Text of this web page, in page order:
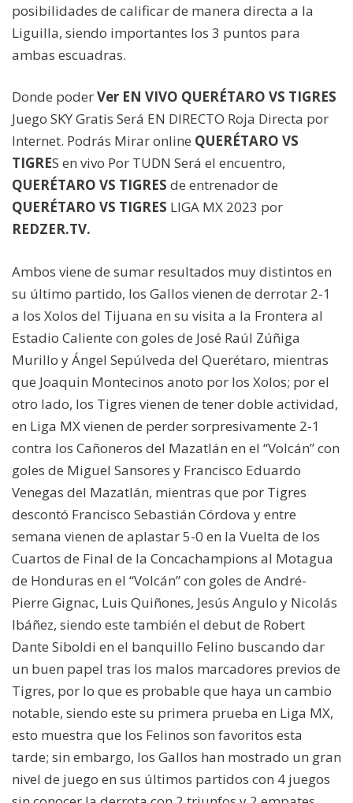
posibilidades de calificar de manera directa a la
Liguilla, siendo importantes los 3 puntos para
ambas escuadras.
Donde poderVer EN VIVO QUERÉTARO VS TIGRES
Juego SKY Gratis Será EN DIRECTO Roja Directa por
Internet. Podrás Mirar online QUERÉTARO VS
TIGRES en vivo Por TUDN Será el encuentro,
QUERÉTARO VS TIGRES de entrenador de
QUERÉTARO VS TIGRES LIGA MX 2023 por
REDZER.TV.
Ambos viene de sumar resultados muy distintos en
su último partido, los Gallos vienen de derrotar 2-1
a los Xolos del Tijuana en su visita a la Frontera al
Estadio Caliente con goles de José Raúl Zúñiga
Murillo y Ángel Sepúlveda del Querétaro, mientras
que Joaquin Montecinos anoto por los Xolos; por el
otro lado, los Tigres vienen de tener doble actividad,
en Liga MX vienen de perder sorpresivamente 2-1
contra los Cañoneros del Mazatlán en el “Volcán” con
goles de Miguel Sansores y Francisco Eduardo
Venegas del Mazatlán, mientras que por Tigres
descontó Francisco Sebastián Córdova y entre
semana vienen de aplastar 5-0 en la Vuelta de los
Cuartos de Final de la Concachampions al Motagua
de Honduras en el “Volcán” con goles de André-
Pierre Gignac, Luis Quiñones, Jesús Angulo y Nicolás
Ibáñez, siendo este también el debut de Robert
Dante Siboldi en el banquillo Felino buscando dar
un buen papel tras los malos marcadores previos de
Tigres, por lo que es probable que haya un cambio
notable, siendo este su primera prueba en Liga MX,
esto muestra que los Felinos son favoritos esta
tarde; sin embargo, los Gallos han mostrado un gran
nivel de juego en sus últimos partidos con 4 juegos